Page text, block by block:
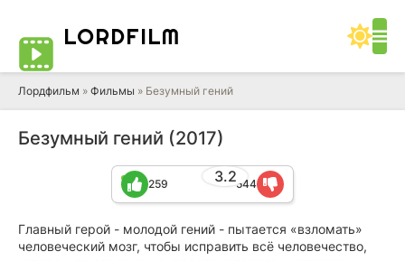
LORDFILM
Лордфильм » Фильмы » Безумный гений
Безумный гений (2017)
3.2
259 544
Главный герой - молодой гений - пытается «взломать»
человеческий мозг, чтобы исправить всё человечество,